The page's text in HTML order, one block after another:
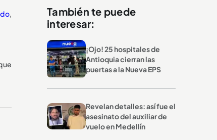
,
También te puede
interesar:
¡Ojo! 25 hospitales de
Antioquia cierran las
puertas a la Nueva EPS
Revelan detalles: así fue el
asesinato del auxiliar de
vuelo en Medellín